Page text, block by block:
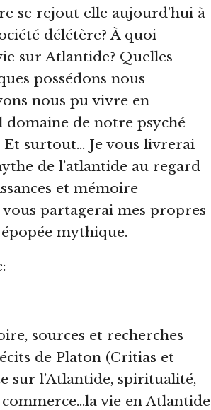
se rejout elle aujourd’hui à
délétère? À quoi
sur Atlantide? Quelles
possédons nous
nous pu vivre en
domaine de notre psyché
Et surtout… Je vous livrerai
de l’atlantide au regard
et mémoire
vous partagerai mes propres
mythique.
sources et recherches
de Platon (Critias et
sur l’Atlantide, spiritualité,
commerce…la vie en Atlantide